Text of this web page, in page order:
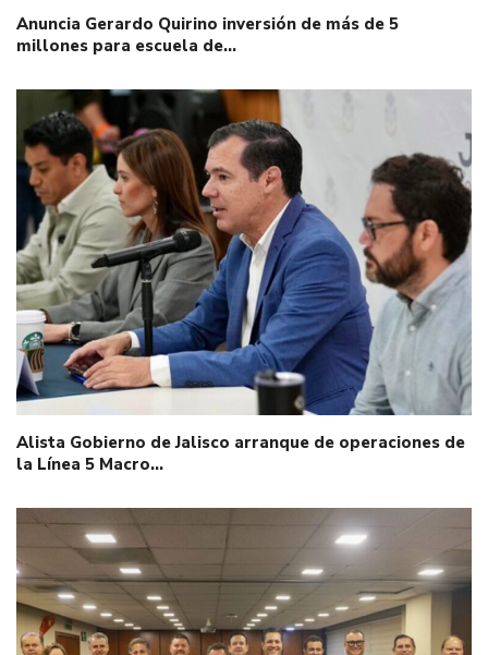
Anuncia Gerardo Quirino inversión de más de 5
millones para escuela de…
Alista Gobierno de Jalisco arranque de operaciones de
la Línea 5 Macro…